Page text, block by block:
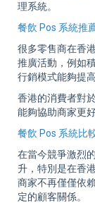
理系統。
餐飲 Pos 系統推
很多零售商在香
推廣活動，例如
行銷模式能夠提
香港的消費者對
能夠協助商家更
餐飲 Pos 系統比
在當今競爭激烈
升，特別是在香
商家不再僅僅依
定的顧客關係。